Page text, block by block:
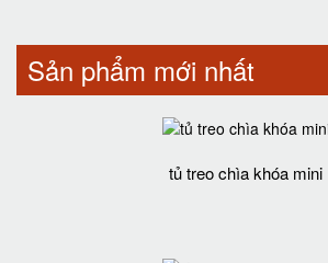
Sản phẩm mới nhất
tủ treo chìa khóa mini